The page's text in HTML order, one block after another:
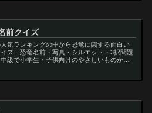
前クイズ
気ランキングの中から恐竜に関する面白い
ズ 恐竜名前・写真・シルエット・3択問題
級で小学生・子供向けのやさしいものから